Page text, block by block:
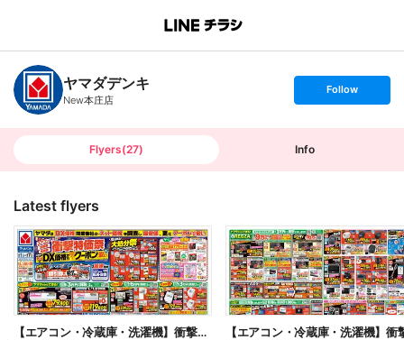
B
n
c
h
T
ヤマダデンキ
New本庄店
s
t
o
Follow
Flyers(27) Info
Latest flyers
【エアコン・冷蔵庫・洗濯機】衝撃特価祭(おもて)